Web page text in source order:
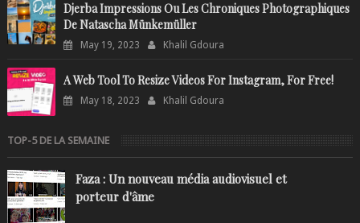
Djerba Impressions Ou Les Chroniques Photographiques
De Natascha Münkemüller
May 19, 2023 Khalil Gdoura
A Web Tool To Resize Videos For Instagram, For Free!
May 18, 2023 Khalil Gdoura
TOP-5 DE LA SEMAINE
Faza : Un nouveau média audiovisuel et
porteur d'âme